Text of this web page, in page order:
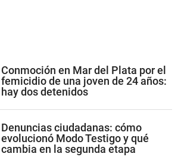
Conmoción en Mar del Plata por el
femicidio de una joven de 24 años:
hay dos detenidos
Denuncias ciudadanas: cómo
evolucionó Modo Testigo y qué
cambia en la segunda etapa